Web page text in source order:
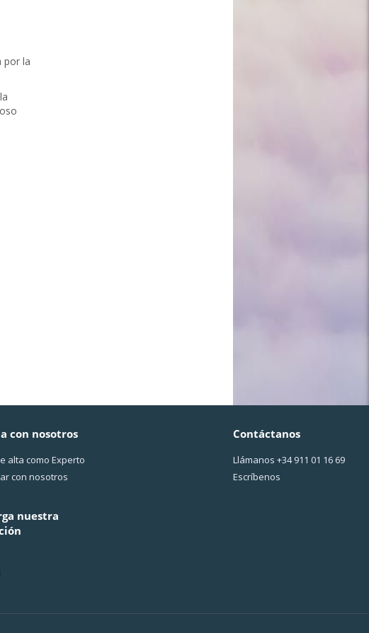
por la
con nosotros
alta como Experto
con nosotros
nuestra
Contáctanos
Llámanos +34 911 01 16 69
Escríbenos